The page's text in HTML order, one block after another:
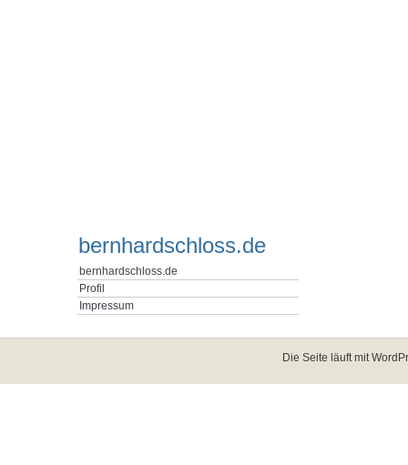
bernhardschloss.de
bernhardschloss.de
Profil
Impressum
Die Seite läuft mit